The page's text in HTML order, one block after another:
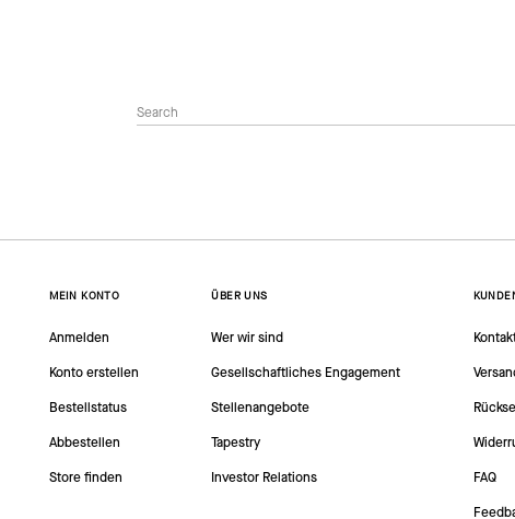
MEIN KONTO
Anmelden
Konto erstellen
Bestellstatus
Abbestellen
Store finden
ÜBER UNS
Wer wir sind
Gesellschaftliches Engagement
Stellenangebote
Tapestry
Investor Relations
FAQ